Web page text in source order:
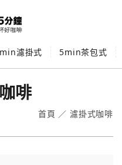
濾掛式 5min茶包式
啡
首頁 ／ 濾掛式咖啡